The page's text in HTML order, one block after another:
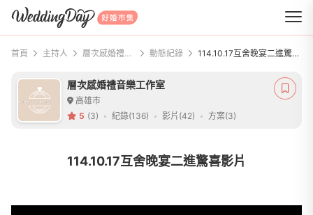
WeddingDay 好婚市集
首頁 主持人 層次感婚禮音樂工作室 動態紀錄 114.10.17互舍晚宴二進驚喜影片
層次感婚禮音樂工作室
高雄市
5 (3) 紀錄(136) 影片(42) 方案(3)
114.10.17互舍晚宴二進驚喜影片